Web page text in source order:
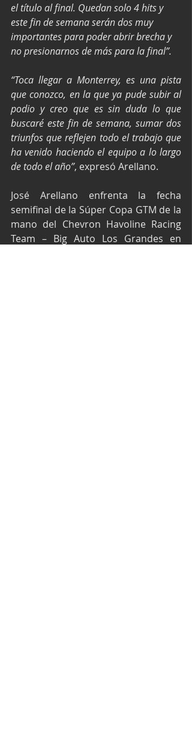
el título al final. Quedan solo 4 hits y
este fin de semana serán dos muy
importantes para poder abrir brecha y
no presionarnos de más para la final”.
“Toca llegar a Monterrey, es una pista
que conozco, en la que ya pude subir al
podio y creo que es sin duda lo que
buscaré este fin de semana, sumar dos
triunfos que reflejen todo el trabajo que
ha venido haciendo el equipo a lo largo
de todo el año”, expresó Arellano.
José Arellano enfrenta la fecha
semifinal de la Súper Copa GTM de la
mano del Chevron Havoline Racing
Team – Big Auto Los Grandes en